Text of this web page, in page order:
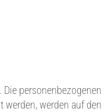
personenbezogenen
werden, werden auf den